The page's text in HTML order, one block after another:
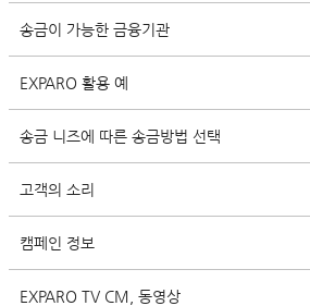
송금이 가능한 금융기관
EXPARO 활용 예
송금 니즈에 따른 송금방법 선택
고객의 소리
캠페인 정보
EXPARO TV CM, 동영상